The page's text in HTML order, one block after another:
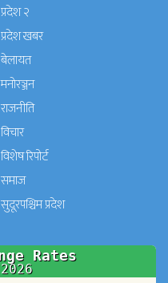
प्रदेश २
प्रदेश खबर
बेलायत
मनाेरञ्जन
राजनीति
विचार
विशेष रिपोर्ट
समाज
सुदूरपश्चिम प्रदेश